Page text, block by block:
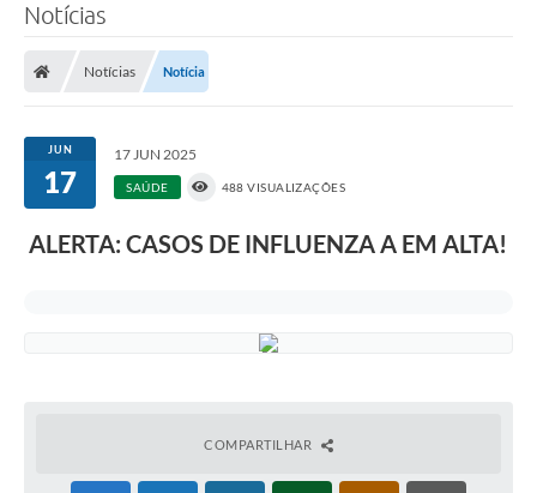
Notícias
Notícias Notícia
JUN
17
17 JUN 2025
SAÚDE 488 VISUALIZAÇÕES
ALERTA: CASOS DE INFLUENZA A EM ALTA!
COMPARTILHAR